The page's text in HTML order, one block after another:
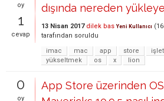
oy
1
cevap
dışında nereden
13 Nisan 2017 dilek bas Yeni Kullanıcı (
tarafından soruldu
imac
mac app store
yükseltmek
os x lion
0
oy
App Store üzerinden